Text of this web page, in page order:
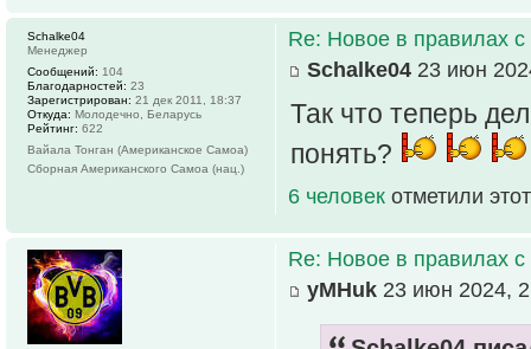
Re: Новое в правилах с
Schalke04 23 июн
Так что теперь
понять?
6 человек отметили
Schalke04
Менеджер
Сообщений: 104
Благодарностей: 23
Зарегистрирован: 21 дек 2011, 18:37
Откуда: Молодечно, Беларусь
Рейтинг: 622
Вайала Тонган (Американское Самоа)
Сборная Американского Самоа (нац.)
Re: Новое в правилах с
yMHuk 23 июн 2024,